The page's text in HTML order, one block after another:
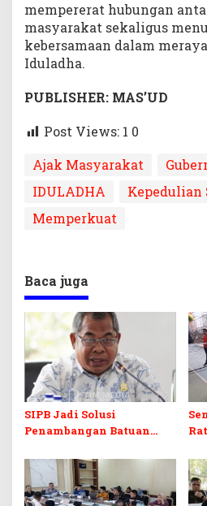
mempererat hubungan
masyarakat sekaligus
kebersamaan dalam
Iduladha.
PUBLISHER: MAS’UD
Post Views: 1 0
Ajak Masyarakat
IDULADHA
Kepedulian
Memperkuat
Baca juga
SIPB Jadi Solusi
Penambangan Batuan
di Sultra